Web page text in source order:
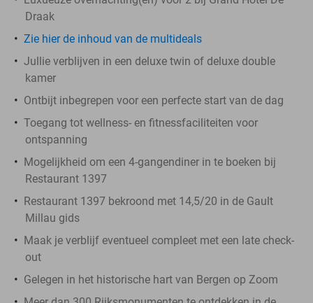
Draak
Zie hier de inhoud van de multideals
Jullie verblijven in een deluxe twin of deluxe double
kamer
Ontbijt inbegrepen voor een perfecte start van de dag
Toegang tot wellness- en fitnessfaciliteiten voor
ontspanning
Mogelijkheid om een 4-gangendiner in te boeken bij
Restaurant 1397
Restaurant 1397 bekroond met 14,5/20 in de Gault
Millau gids
Maak je verblijf eventueel compleet met een late check-
out
Gelegen in het historische hart van Bergen op Zoom